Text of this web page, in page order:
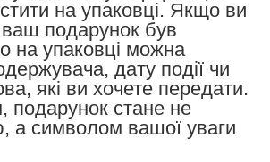
на упаковці. Якщо ви
подарунок був
на упаковці можна
дату події чи
які ви хочете передати.
подарунок стане не
а символом вашої уваги